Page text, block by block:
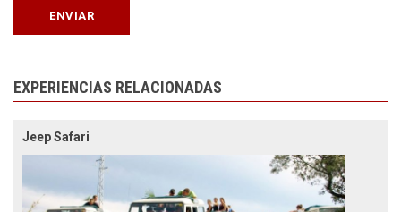
EXPERIENCIAS RELACIONADAS
Jeep Safari